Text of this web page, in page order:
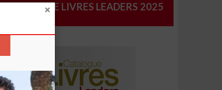
CATALOGUE LIVRES LEADERS 2025